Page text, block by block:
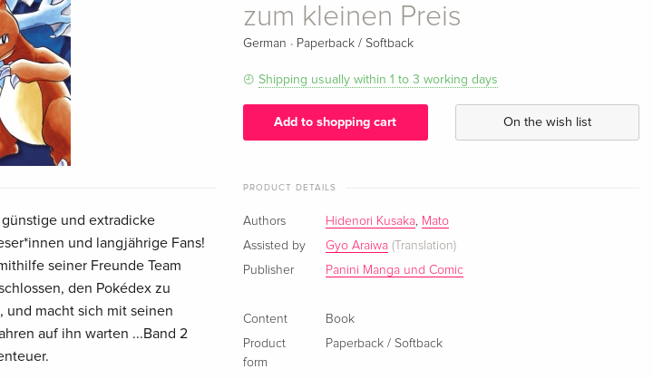
zum kleinen Preis
German · Paperback / Softback
Shipping usually within 1 to 3 working days
Add to shopping cart On the wish list
und extradicke
und langjährige Fans!
seiner Freunde Team
den Pokédex zu
und macht sich mit seinen
auf ihn warten ...Band 2
PRODUCT DETAILS
Authors Hidenori Kusaka, Mato
Assisted by
Gyo Araiwa (Translation)
Publisher
Panini Manga und Comic
Content
Book
Product
form
Paperback / Softback